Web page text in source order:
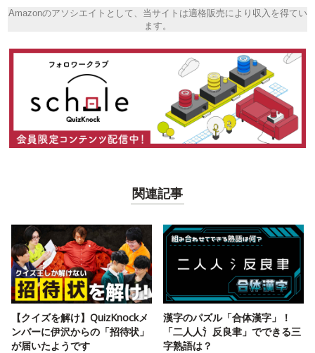
Amazonのアソシエイトとして、当サイトは適格販売により収入を得てい
ます。
関連記事
【クイズを解け】QuizKnockメ
ンバーに伊沢からの「招待状」
が届いたようです
漢字のパズル「合体漢字」！
「二人人氵反良聿」でできる三
字熟語は？